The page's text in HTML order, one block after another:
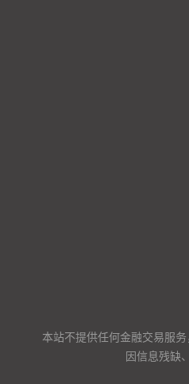
本站不提供任何金融交易服
因信息残缺